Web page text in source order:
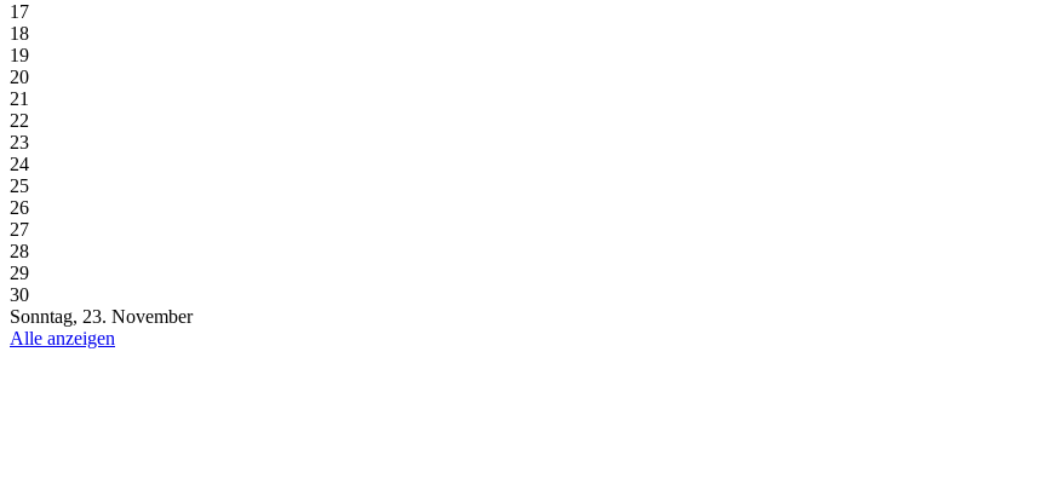
17
18
19
20
21
22
23
24
25
26
27
28
29
30
Sonntag, 23. November
Alle anzeigen